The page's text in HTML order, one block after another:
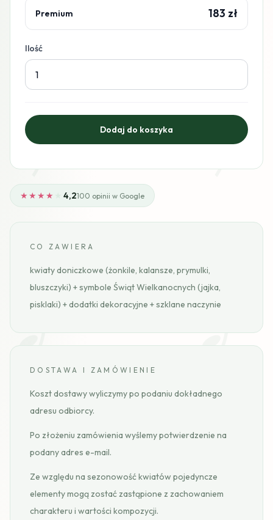
Premium 183 zł
Ilość
★★★★ 4,2100 opinii w Google
CO ZAWIERA
kwiaty doniczkowe (żonkile, kalansze, prymulki,
bluszczyki) + symbole Świąt Wielkanocnych (jajka,
pisklaki) + dodatki dekoracyjne + szklane naczynie
DOSTAWA I ZAMÓWIENIE
Koszt dostawy wyliczymy po podaniu dokładnego
adresu odbiorcy.
Po złożeniu zamówienia wyślemy potwierdzenie na
podany adres e-mail.
Ze względu na sezonowość kwiatów pojedyncze
elementy mogą zostać zastąpione z zachowaniem
charakteru i wartości kompozycji.